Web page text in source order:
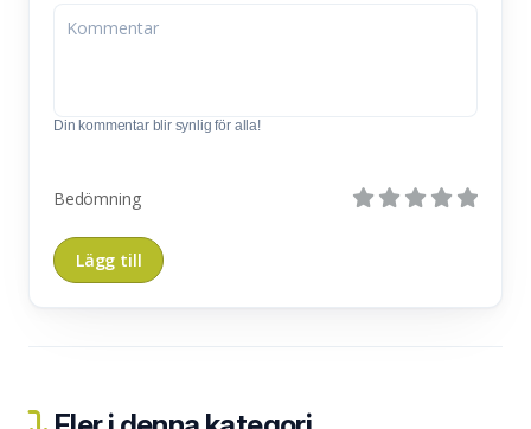
Din kommentar blir synlig för alla!
Bedömning